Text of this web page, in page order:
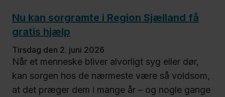
Nu kan sorgramte i Region Sjælland få
gratis hjælp
tirsdag den 2. juni 2026
Når et menneske bliver alvorligt syg eller dør,
kan sorgen hos de nærmeste være så voldsom,
at det præger dem i mange år – og nogle gange